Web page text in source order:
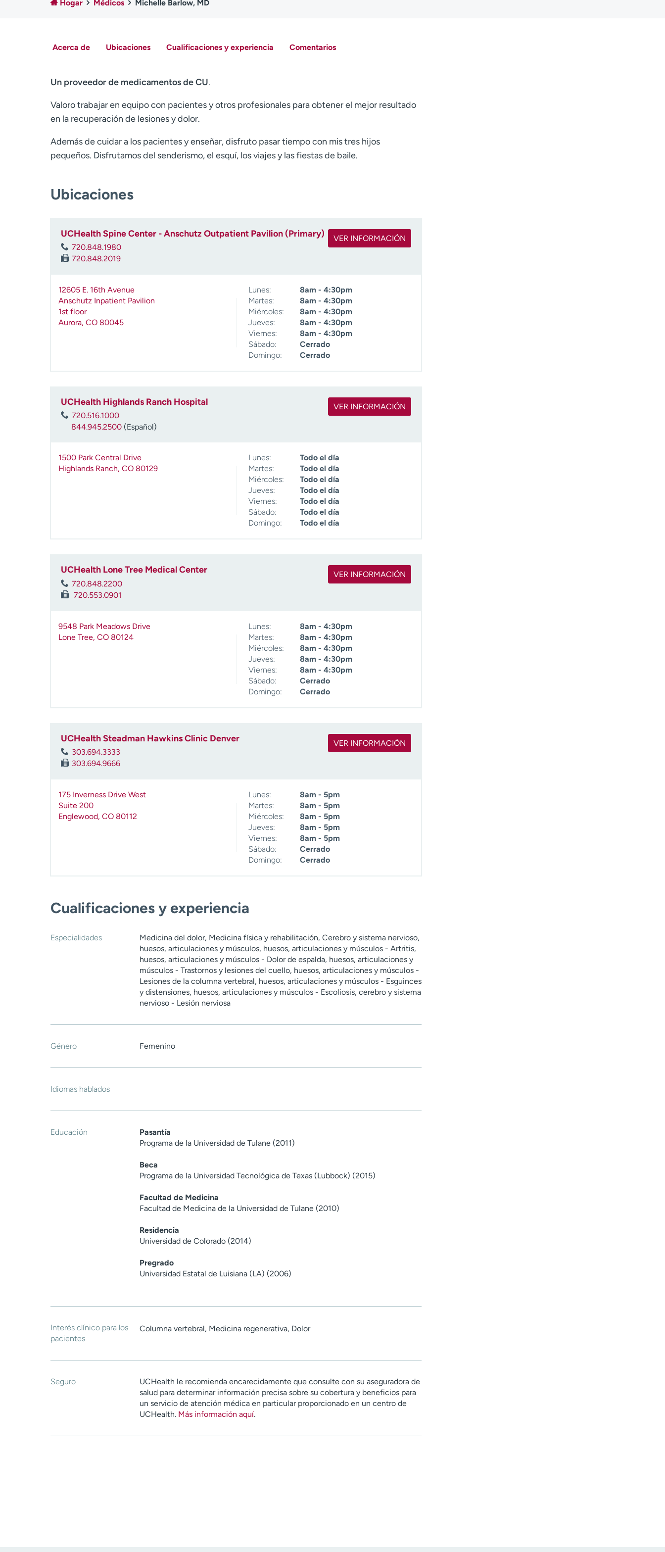
Hogar Médicos Michelle Barlow, MD
Acerca de Ubicaciones Cualificaciones y experiencia Comentarios
Un proveedor de medicamentos de CU.
Valoro trabajar en equipo con pacientes y otros profesionales para obtener el mejor resultado
en la recuperación de lesiones y dolor.
Además de cuidar a los pacientes y enseñar, disfruto pasar tiempo con mis tres hijos
pequeños. Disfrutamos del senderismo, el esquí, los viajes y las fiestas de baile.
Ubicaciones
UCHealth Spine Center - Anschutz Outpatient Pavilion (Primary)
720.848.1980
720.848.2019
VER INFORMACIÓN
12605 E. 16th Avenue
Anschutz Inpatient Pavilion
1st floor
Aurora, CO 80045
Lunes:
8am - 4:30pm
Martes:
8am - 4:30pm
Miércoles:
8am - 4:30pm
Jueves:
8am - 4:30pm
Viernes:
8am - 4:30pm
Sábado:
Cerrado
Domingo:
Cerrado
UCHealth Highlands Ranch Hospital
720.516.1000
844.945.2500 (Español)
VER INFORMACIÓN
1500 Park Central Drive
Highlands Ranch, CO 80129
Lunes:
Todo el día
Martes:
Todo el día
Miércoles:
Todo el día
Jueves:
Todo el día
Viernes:
Todo el día
Sábado:
Todo el día
Domingo:
Todo el día
UCHealth Lone Tree Medical Center
720.848.2200
720.553.0901
VER INFORMACIÓN
9548 Park Meadows Drive
Lone Tree, CO 80124
Lunes:
8am - 4:30pm
Martes:
8am - 4:30pm
Miércoles:
8am - 4:30pm
Jueves:
8am - 4:30pm
Viernes:
8am - 4:30pm
Sábado:
Cerrado
Domingo:
Cerrado
UCHealth Steadman Hawkins Clinic Denver
303.694.3333
303.694.9666
VER INFORMACIÓN
175 Inverness Drive West
Suite 200
Englewood, CO 80112
Lunes:
8am - 5pm
Martes:
8am - 5pm
Miércoles:
8am - 5pm
Jueves:
8am - 5pm
Viernes:
8am - 5pm
Sábado:
Cerrado
Domingo:
Cerrado
Cualificaciones y experiencia
Especialidades
Medicina del dolor, Medicina física y rehabilitación, Cerebro y sistema nervioso,
huesos, articulaciones y músculos, huesos, articulaciones y músculos - Artritis,
huesos, articulaciones y músculos - Dolor de espalda, huesos, articulaciones y
músculos - Trastornos y lesiones del cuello, huesos, articulaciones y músculos -
Lesiones de la columna vertebral, huesos, articulaciones y músculos - Esguinces
y distensiones, huesos, articulaciones y músculos - Escoliosis, cerebro y sistema
nervioso - Lesión nerviosa
Género Femenino
Idiomas hablados
Educación
Pasantía
Programa de la Universidad de Tulane (2011)
Beca
Programa de la Universidad Tecnológica de Texas (Lubbock) (2015)
Facultad de Medicina
Facultad de Medicina de la Universidad de Tulane (2010)
Residencia
Universidad de Colorado (2014)
Pregrado
Universidad Estatal de Luisiana (LA) (2006)
Interés clínico para los
pacientes
Columna vertebral, Medicina regenerativa, Dolor
Seguro
UCHealth le recomienda encarecidamente que consulte con su aseguradora de
salud para determinar información precisa sobre su cobertura y beneficios para
un servicio de atención médica en particular proporcionado en un centro de
UCHealth. Más información aquí.